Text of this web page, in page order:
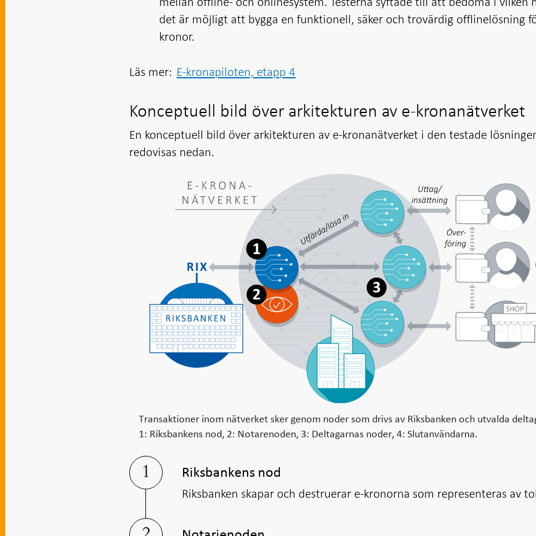
det är möjligt att bygga en funktionell, säker och trovärdig offlinelösning
kronor.
Läs mer: E-kronapiloten, etapp 4
Konceptuell bild över arkitekturen av e-kronanätverket
En konceptuell bild över arkitekturen av e-kronanätverket i den testade
redovisas nedan.
Transaktioner inom nätverket sker genom noder som drivs av Riksbanken och utvalda
1: Riksbankens nod, 2: Notarenoden, 3: Deltagarnas noder, 4: Slutanvändarna.
Riksbankens nod
Riksbanken skapar och destruerar e-kronorna som representeras av